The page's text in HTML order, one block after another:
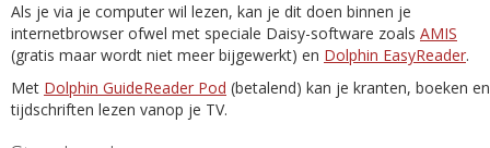
Als je via je computer wil lezen, kan je dit doen binnen je
internetbrowser ofwel met speciale Daisy-software zoals AMIS
(gratis maar wordt niet meer bijgewerkt) en Dolphin EasyReader.
Met Dolphin GuideReader Pod (betalend) kan je kranten, boeken en
tijdschriften lezen vanop je TV.